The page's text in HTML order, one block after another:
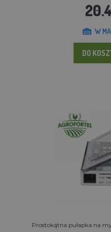
W
DO
Prostokątna pułapka na